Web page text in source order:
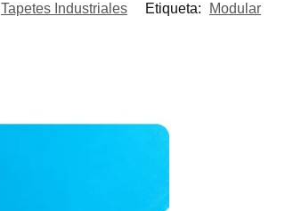
Tapetes Industriales Etiqueta: Modular